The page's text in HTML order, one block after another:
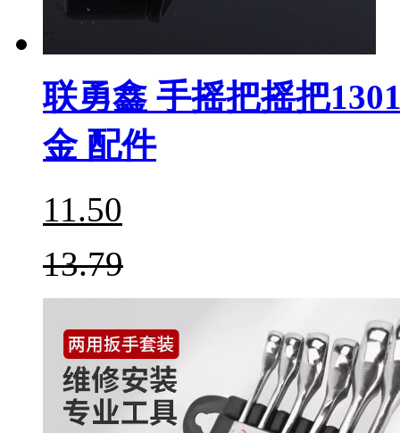
联勇鑫 手摇把摇把
金 配件
11.50
13.79